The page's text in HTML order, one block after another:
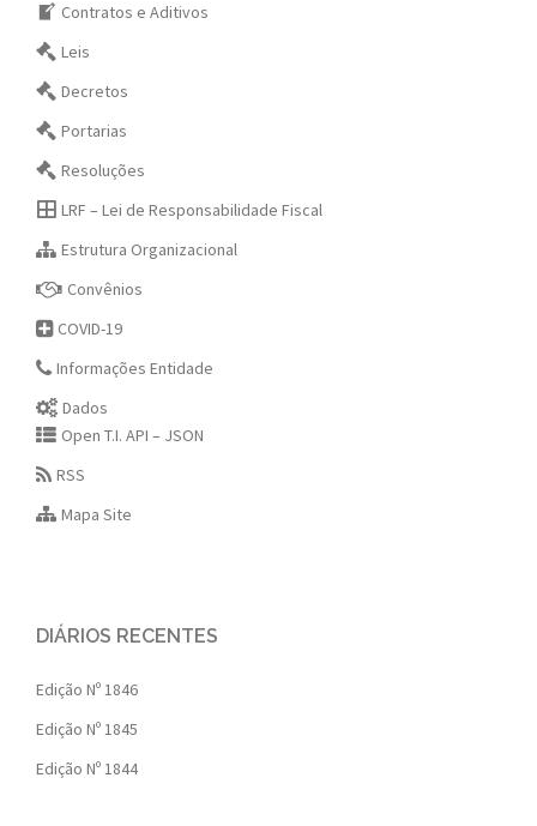
Contratos e Aditivos
Leis
Decretos
Portarias
Resoluções
LRF – Lei de Responsabilidade Fiscal
Estrutura Organizacional
Convênios
COVID-19
Informações Entidade
Dados
Open T.I. API – JSON
RSS
Mapa Site
DIÁRIOS RECENTES
Edição Nº 1846
Edição Nº 1845
Edição Nº 1844